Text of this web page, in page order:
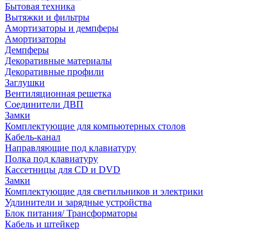
Бытовая техника
Вытяжки и фильтры
Амортизаторы и демпферы
Амортизаторы
Демпферы
Декоративные материалы
Декоративные профили
Заглушки
Вентиляционная решетка
Соединители ДВП
Замки
Комплектующие для компьютерных столов
Кабель-канал
Направляющие под клавиатуру
Полка под клавиатуру
Кассетницы для CD и DVD
Замки
Комплектующие для светильников и электрики
Удлинители и зарядные устройства
Блок питания/ Трансформаторы
Кабель и штейкер